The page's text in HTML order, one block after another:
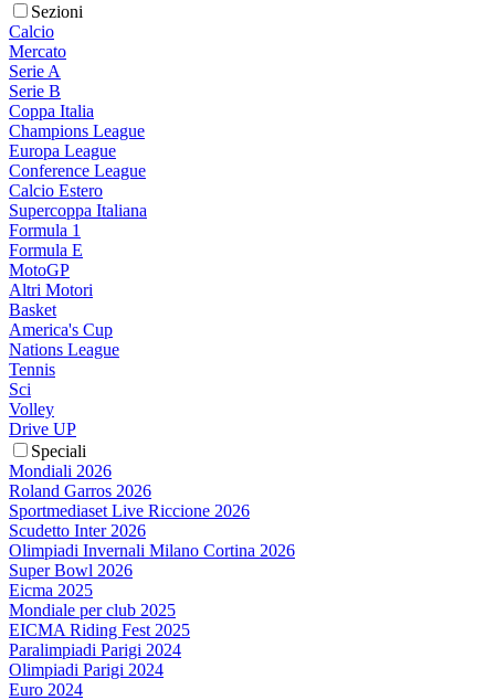
Sezioni
Calcio
Mercato
Serie A
Serie B
Coppa Italia
Champions League
Europa League
Conference League
Calcio Estero
Supercoppa Italiana
Formula 1
Formula E
MotoGP
Altri Motori
Basket
America's Cup
Nations League
Tennis
Sci
Volley
Drive UP
Speciali
Mondiali 2026
Roland Garros 2026
Sportmediaset Live Riccione 2026
Scudetto Inter 2026
Olimpiadi Invernali Milano Cortina 2026
Super Bowl 2026
Eicma 2025
Mondiale per club 2025
EICMA Riding Fest 2025
Paralimpiadi Parigi 2024
Olimpiadi Parigi 2024
Euro 2024